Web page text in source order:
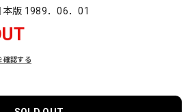
版 1989．06．01
確認する